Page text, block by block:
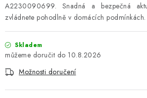
SUZUKI
ŠKODA
TOYOTA
VW
A2230090699. Snadná a bezpečná
zvládnete pohodlně v domácích podmínkách.
Skladem
10.8.2026
Možnosti doručení